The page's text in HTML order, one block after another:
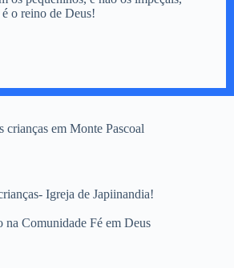
o reino de Deus!
crianças em Monte Pascoal
Igreja de Japiinandia!
na Comunidade Fé em Deus